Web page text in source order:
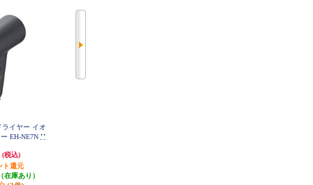
ライヤー イオ
EH-NE7N-H
(税込)
ト還元
在庫あり）